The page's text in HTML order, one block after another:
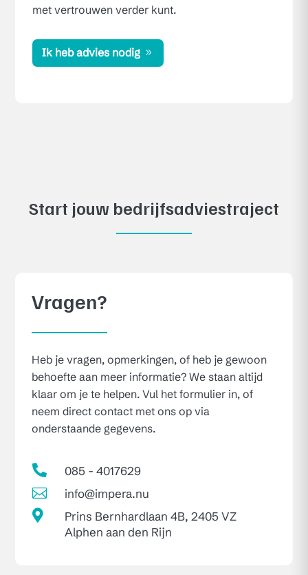
met vertrouwen verder kunt.
Ik heb advies nodig
Start jouw bedrijfsadviestraject
Vragen?
Heb je vragen, opmerkingen, of heb je gewoon
behoefte aan meer informatie? We staan altijd
klaar om je te helpen. Vul het formulier in, of
neem direct contact met ons op via
onderstaande gegevens.

085 - 4017629

info@impera.nu

Prins Bernhardlaan 4B, 2405 VZ
Alphen aan den Rijn